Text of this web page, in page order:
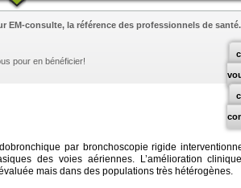
EM-consulte, la référence des professionnels de santé.
pour en bénéficier!
par bronchoscopie rigide
des voies aériennes. L’amélioration
mais dans des populations très hétérogènes.